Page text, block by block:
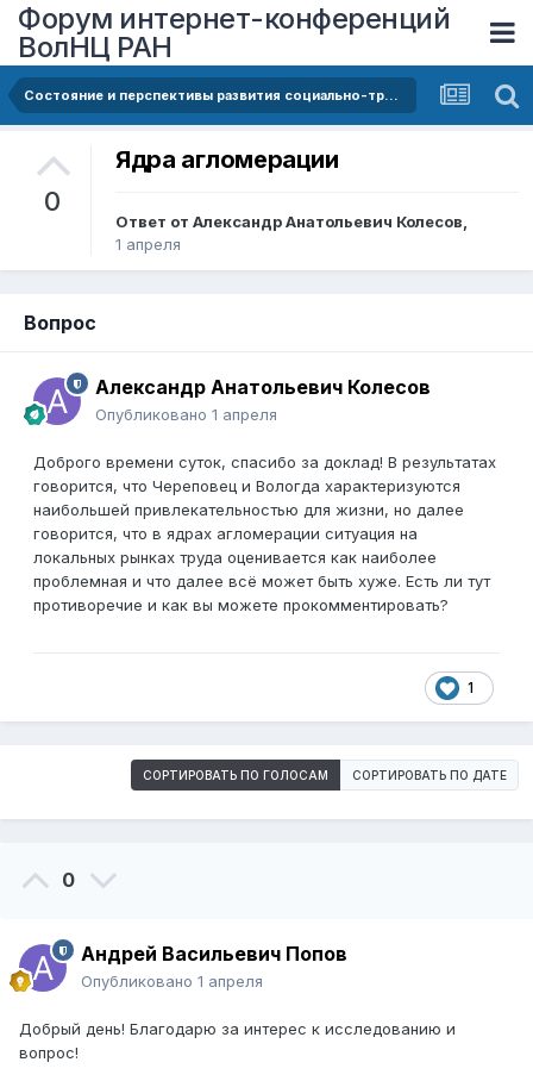
Форум интернет-конференций
ВолНЦ РАН
Состояние и перспективы развития социально-трудовой сферы Вологодской области (по результатам опроса специалистов службы занятости)
0
Ядра агломерации
Ответ от Александр Анатольевич Колесов,
1 апреля
Вопрос
Александр Анатольевич Колесов
Опубликовано 1 апреля
Доброго времени суток, спасибо за доклад! В результатах
говорится, что Череповец и Вологда характеризуются
наибольшей привлекательностью для жизни, но далее
говорится, что в ядрах агломерации ситуация на
локальных рынках труда оценивается как наиболее
проблемная и что далее всё может быть хуже. Есть ли тут
противоречие и как вы можете прокомментировать?
1
СОРТИРОВАТЬ ПО ГОЛОСАМ СОРТИРОВАТЬ ПО ДАТЕ
0
Андрей Васильевич Попов
Опубликовано 1 апреля
Добрый день! Благодарю за интерес к исследованию и
вопрос!